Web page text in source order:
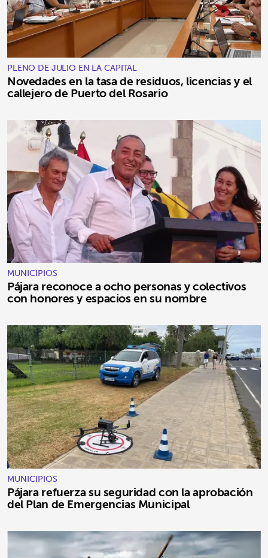
PLENO DE JULIO EN LA CAPITAL
Novedades en la tasa de residuos, licencias y el
callejero de Puerto del Rosario
MUNICIPIOS
Pájara reconoce a ocho personas y colectivos
con honores y espacios en su nombre
MUNICIPIOS
Pájara refuerza su seguridad con la aprobación
del Plan de Emergencias Municipal